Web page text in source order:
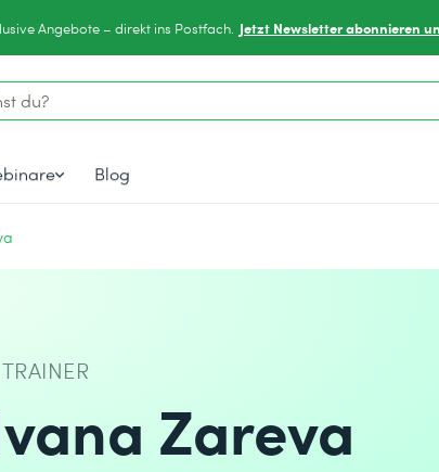
Angebote – direkt ins Postfach. Jetzt Newsletter abonnieren
Blog
TRAINER
Zareva